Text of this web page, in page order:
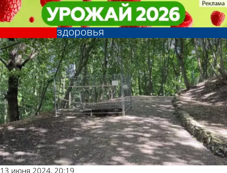
Перечислены работы,
запланированные на Тропе
здоровья
Общество
13 июня 2024, 20:19
Перечислены работы,
запланированные на Тропе
здоровья
Общество
Другие новости
по теме
Погода и курсы
валют в Пензе